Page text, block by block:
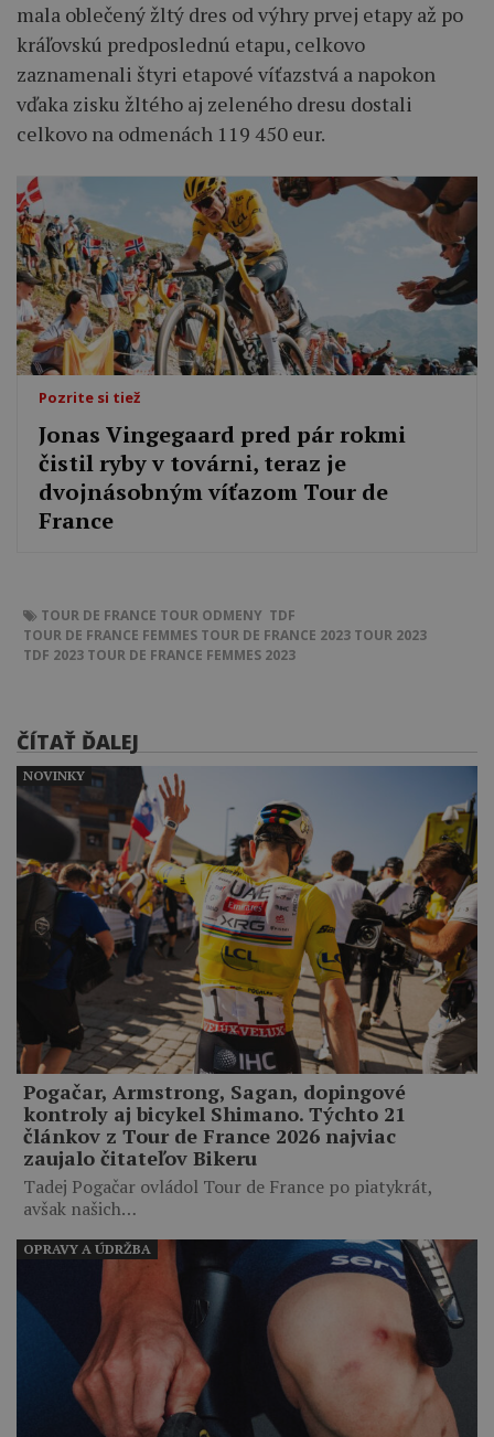
mala oblečený žltý dres od výhry prvej etapy až po
kráľovskú predposlednú etapu, celkovo
zaznamenali štyri etapové víťazstvá a napokon
vďaka zisku žltého aj zeleného dresu dostali
celkovo na odmenách 119 450 eur.
Pozrite si tiež
Jonas Vingegaard pred pár rokmi
čistil ryby v továrni, teraz je
dvojnásobným víťazom Tour de
France
TOUR DE FRANCE TOUR ODMENY TDF
TOUR DE FRANCE FEMMES TOUR DE FRANCE 2023 TOUR 2023
TDF 2023 TOUR DE FRANCE FEMMES 2023
ČÍTAŤ ĎALEJ
Pogačar, Armstrong, Sagan, dopingové
kontroly aj bicykel Shimano. Týchto 21
článkov z Tour de France 2026 najviac
zaujalo čitateľov Bikeru
Tadej Pogačar ovládol Tour de France po piatykrát,
avšak našich…
NOVINKY
OPRAVY A ÚDRŽBA